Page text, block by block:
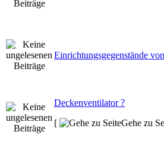
Einrichtungsgegenstände
Deckenventilator ?
[
Gehe zu